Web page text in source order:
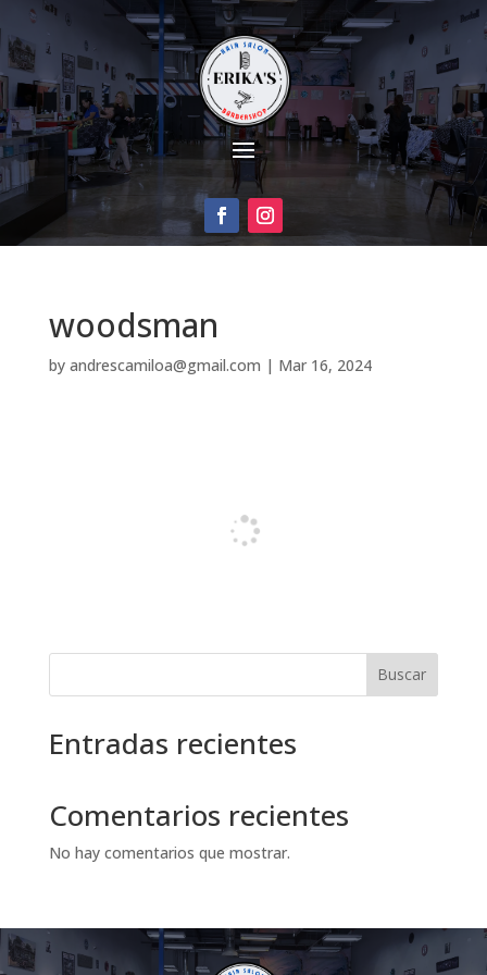
woodsman
by andrescamiloa@gmail.com | Mar 16, 2024
Buscar
Entradas recientes
Comentarios recientes
No hay comentarios que mostrar.